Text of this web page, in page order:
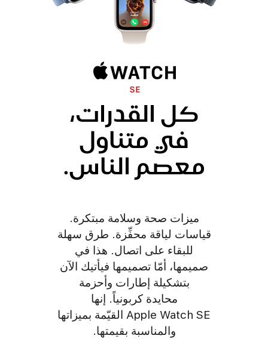
ميزات صحة وسلامة مبتكرة.
قياسات لياقة محفِّزة. طرق سهلة
للبقاء على اتصال. هذا في
صميمها، أمّا تصميمها فيأتيك الآن
بتشكيلة إطارات وأحزمة
محايدة كربونياً. إنها
Apple Watch SE القيّمة بميزاتها
والمناسبة بقيمتها.